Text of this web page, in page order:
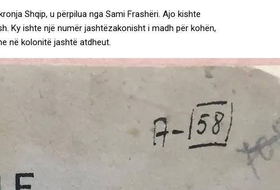
Shqip, u përpilua nga Sami Frashëri. Ajo kishte
Ky ishte një numër jashtëzakonisht i madh për kohën,
në kolonitë jashtë atdheut.